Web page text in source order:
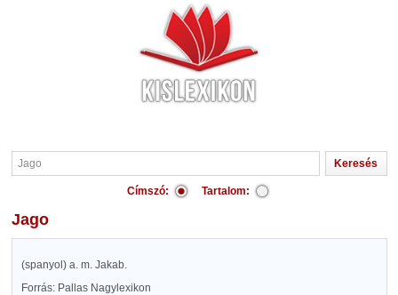
Címszó: Tartalom:
Jago
(spanyol) a. m. Jakab.
Forrás: Pallas Nagylexikon